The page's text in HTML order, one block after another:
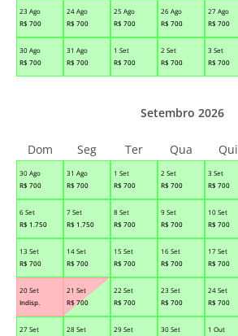
23 Ago
R$ 700
24 Ago
R$ 700
25 Ago
R$ 700
26 Ago
R$ 700
27 Ago
R$ 700
30 Ago
R$ 700
31 Ago
R$ 700
1 Set
R$ 700
2 Set
R$ 700
3 Set
R$ 700
30 Ago
R$ 700
31 Ago
R$ 700
1 Set
R$ 700
2 Set
R$ 700
3 Set
R$ 700
6 Set
R$ 1.750
7 Set
R$ 1.750
8 Set
R$ 700
9 Set
R$ 700
10 Set
R$ 700
13 Set
R$ 700
14 Set
R$ 700
15 Set
R$ 700
16 Set
R$ 700
17 Set
R$ 700
20 Set
Indisp.
21 Set
R$ 700
22 Set
R$ 700
23 Set
R$ 700
24 Set
R$ 700
27 Set 28 Set 29 Set 30 Set 1 Out
Setembro 2026
Dom Seg Ter Qua Qui